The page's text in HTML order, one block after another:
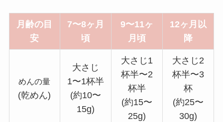
月齢の目
安
7〜8ヶ月
頃
9〜11ヶ
月頃
12ヶ月以
降
めんの量
(乾めん)
大さじ
1〜1杯半
(約10〜
15g)
大さじ1
杯半〜2
杯半
(約15〜
25g)
大さじ2
杯半〜3
杯
(約25〜
30g)